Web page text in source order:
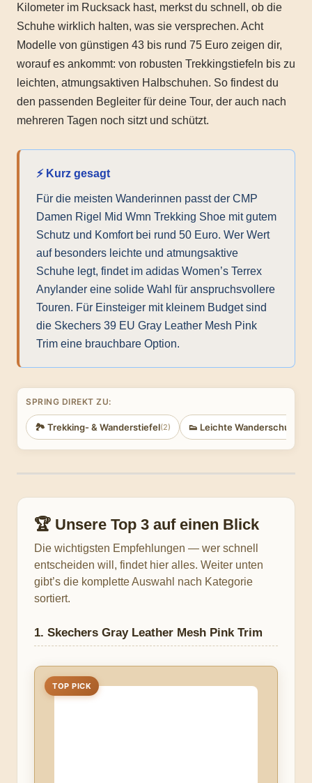
Kilometer im Rucksack hast, merkst du schnell, ob die
Schuhe wirklich halten, was sie versprechen. Acht
Modelle von günstigen 43 bis rund 75 Euro zeigen dir,
worauf es ankommt: von robusten Trekkingstiefeln bis zu
leichten, atmungsaktiven Halbschuhen. So findest du
den passenden Begleiter für deine Tour, der auch nach
mehreren Tagen noch sitzt und schützt.
⚡ Kurz gesagt
Für die meisten Wanderinnen passt der CMP
Damen Rigel Mid Wmn Trekking Shoe mit gutem
Schutz und Komfort bei rund 50 Euro. Wer Wert
auf besonders leichte und atmungsaktive
Schuhe legt, findet im adidas Women’s Terrex
Anylander eine solide Wahl für anspruchsvollere
Touren. Für Einsteiger mit kleinem Budget sind
die Skechers 39 EU Gray Leather Mesh Pink
Trim eine brauchbare Option.
SPRING DIREKT ZU:
🏞️ Trekking- & Wanderstiefel(2) 👟 Leichte Wanderschuhe
🏆 Unsere Top 3 auf einen Blick
Die wichtigsten Empfehlungen — wer schnell
entscheiden will, findet hier alles. Weiter unten
gibt’s die komplette Auswahl nach Kategorie
sortiert.
1. Skechers Gray Leather Mesh Pink Trim
TOP PICK